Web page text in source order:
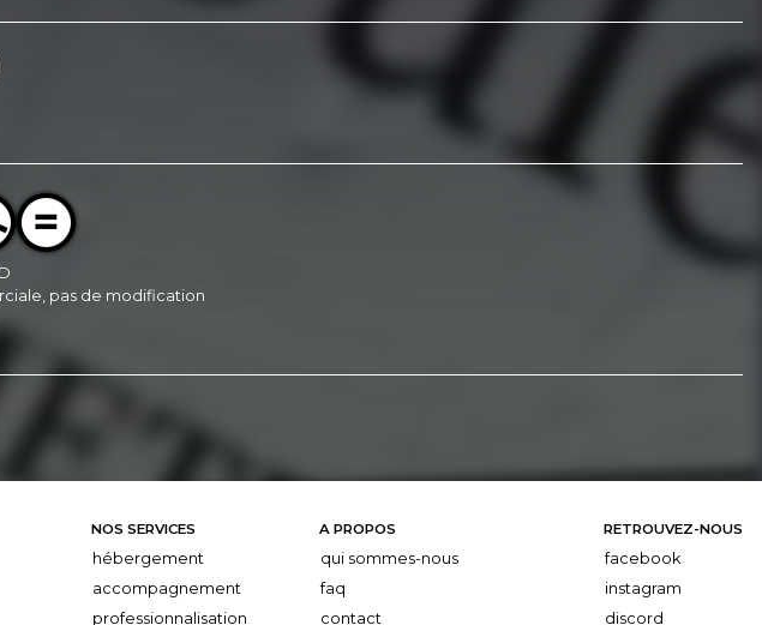
pas de modification
NOS SERVICES
hébergement
accompagnement
professionnalisation
A PROPOS
qui sommes-nous
faq
contact
RETROUVEZ-NOUS
facebook
instagram
discord